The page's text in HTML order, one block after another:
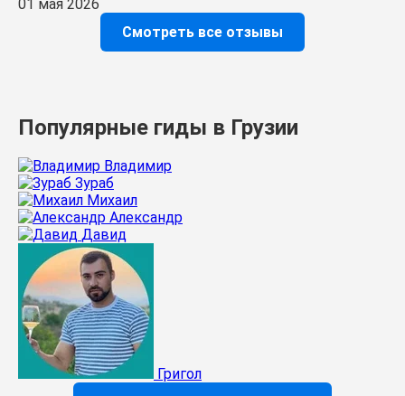
01 мая 2026
Смотреть все отзывы
Популярные гиды в Грузии
Владимир
Зураб
Михаил
Александр
Давид
Григол